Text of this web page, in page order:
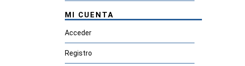
MI CUENTA
Acceder
Registro